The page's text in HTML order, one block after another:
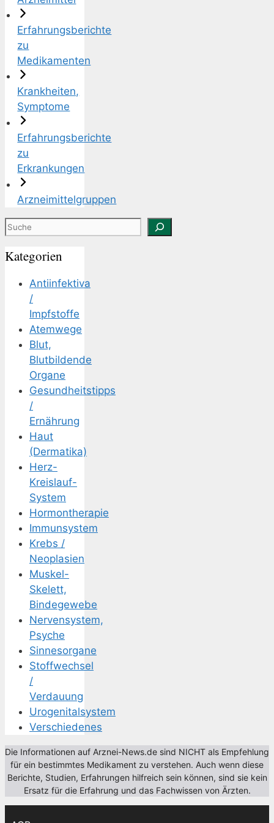
Erfahrungsberichte
zu
Medikamenten
Krankheiten,
Symptome
Erfahrungsberichte
zu
Erkrankungen
Arzneimittelgruppen
Suchen
Kategorien
Antiinfektiva
/
Impfstoffe
Atemwege
Blut,
Blutbildende
Organe
Gesundheitstipps
/
Ernährung
Haut
(Dermatika)
Herz-
Kreislauf-
System
Hormontherapie
Immunsystem
Krebs /
Neoplasien
Muskel-
Skelett,
Bindegewebe
Nervensystem,
Psyche
Sinnesorgane
Stoffwechsel
/
Verdauung
Urogenitalsystem
Verschiedenes
Die Informationen auf Arznei-News.de sind NICHT als Empfehlung
für ein bestimmtes Medikament zu verstehen. Auch wenn diese
Berichte, Studien, Erfahrungen hilfreich sein können, sind sie kein
Ersatz für die Erfahrung und das Fachwissen von Ärzten.